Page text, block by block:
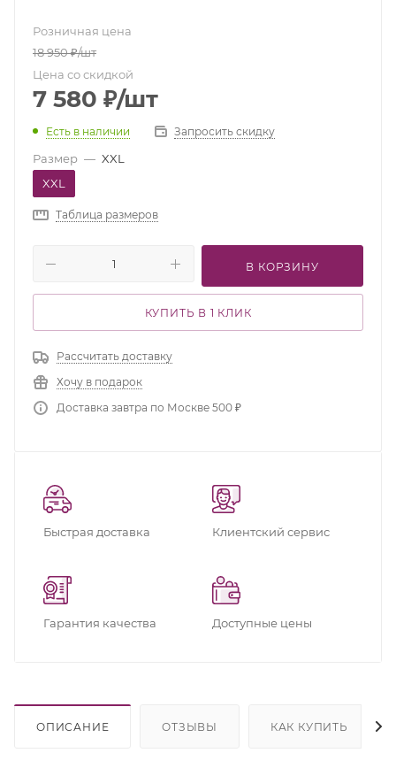
Розничная цена
18 950₽/шт
Цена со скидкой
7 580 ₽/шт
Есть в наличии Запросить скидку
Размер — XXL
XXL
Таблица размеров
В КОРЗИНУ
КУПИТЬ В 1 КЛИК
Рассчитать доставку
Хочу в подарок
Доставка завтра по Москве 500 ₽
Быстрая доставка Клиентский сервис
Гарантия качества Доступные цены
ОПИСАНИЕ ОТЗЫВЫ КАК КУПИТЬ